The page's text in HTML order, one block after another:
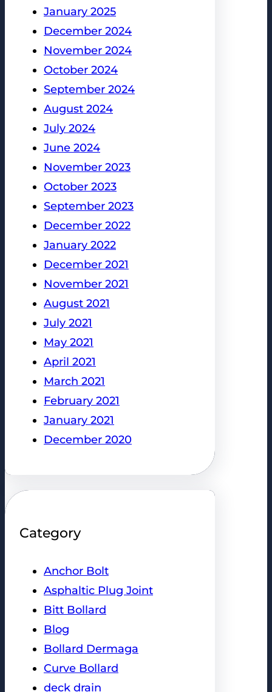
January 2025
December 2024
November 2024
October 2024
September 2024
August 2024
July 2024
June 2024
November 2023
October 2023
September 2023
December 2022
January 2022
December 2021
November 2021
August 2021
July 2021
May 2021
April 2021
March 2021
February 2021
January 2021
December 2020
Category
Anchor Bolt
Asphaltic Plug Joint
Bitt Bollard
Blog
Bollard Dermaga
Curve Bollard
deck drain